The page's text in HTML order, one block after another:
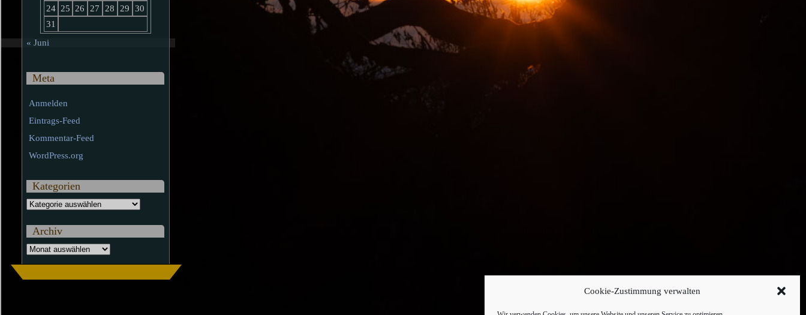
Cookie-Zustimmung verwalten
24 25 26 27 28 29
30
31
« Juni
Meta
Anmelden
Eintrags-Feed
Kommentar-Feed
WordPress.org
Kategorien
Kategorien
Archiv
Archiv